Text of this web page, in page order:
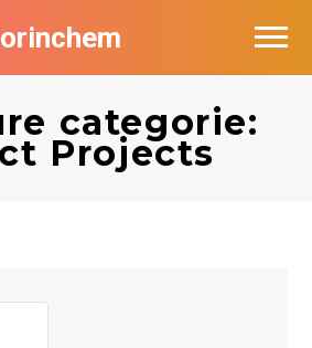
categorie:
Projects
in Gorinchem
in Gorinchem